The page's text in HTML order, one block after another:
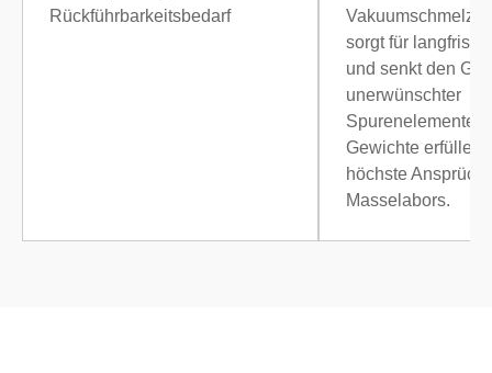
Rückführbarkeitsbedarf
sorgt für
und senkt den
unerwünschter
Spurenelemente.
Gewichte erfüllen
höchste
Masselabors.